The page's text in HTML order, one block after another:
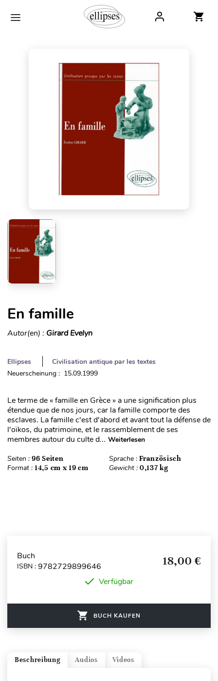
En famille
Autor(en) : Girard Evelyn
Ellipses
Civilisation antique par les textes
Neuerscheinung : 15.09.1999
Le terme de « famille en Grèce » a une signification plus
étendue que de nos jours, car la famille comporte des
esclaves. La famille c'est d'abord et avant tout la défense de
l'oïkos, du patrimoine, et le rassemblement de ses
membres autour du culte d... Weiterlesen
Seiten : 96 Seiten Sprache : Französisch
Format : 14,5 cm x 19 cm Gewicht : 0,137 kg
Buch
ISBN : 9782729899646 18,00 €
Verfügbar
BUCH KAUFEN
Videos
Audios
Beschreibung